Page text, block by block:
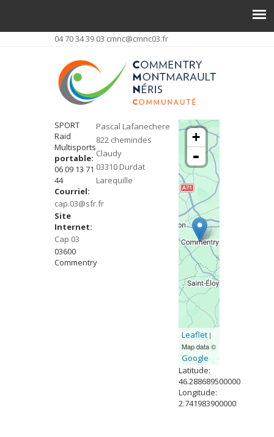
04 70 34 39 03 cmnc@cmnc03.fr
SPORT
Raid
Multisports
portable:
06 09 13 71
44
Courriel:
cap.03@sfr.fr
Site
Internet:
Cap 03
03600
Commentry
Pascal Lafanechere
822 chemindes
Claudy
03310 Durdat
Larequille
+
-
Leaflet|
Map data ©
Google
Latitude:
46.288689500000
Longitude:
2.741983900000